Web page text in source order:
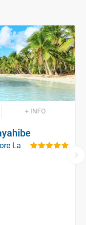
+ INFO
La